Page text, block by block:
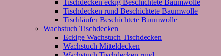
Tischdecken eckig Beschichtete Baumwolle
Tischdecken rund Beschichtete Baumwolle
Tischläufer Beschichtete Baumwolle
Wachstuch Tischdecken
Eckige Wachstuch Tischdecken
Wachstuch Mitteldecken